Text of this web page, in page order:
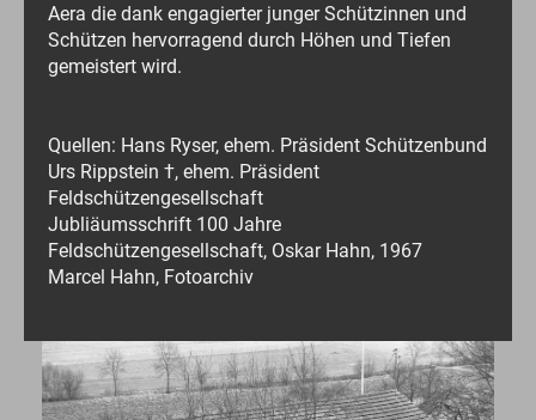
Aera die dank engagierter junger Schützinnen und
Schützen hervorragend durch Höhen und Tiefen
gemeistert wird.
Quellen: Hans Ryser, ehem. Präsident Schützenbund
Urs Rippstein †, ehem. Präsident
Feldschützengesellschaft
Jubliäumsschrift 100 Jahre
Feldschützengesellschaft, Oskar Hahn, 1967
Marcel Hahn, Fotoarchiv